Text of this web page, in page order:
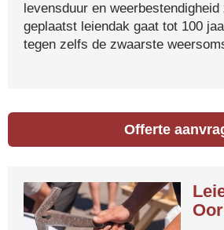
levensduur en
geplaatst leiendak gaat tot 100
tegen zelfs de zwaarste
Offerte